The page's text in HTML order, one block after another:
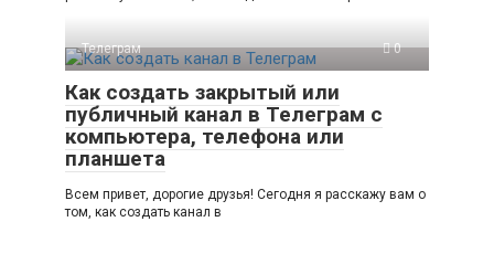
Телеграм 0
Как создать закрытый или
публичный канал в Телеграм с
компьютера, телефона или
планшета
Всем привет, дорогие друзья! Сегодня я расскажу вам о
том, как создать канал в